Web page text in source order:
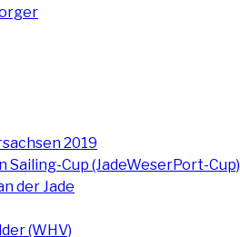
2019
Sailing-Cup (JadeWeserPort-Cup)
der Jade
(WHV)